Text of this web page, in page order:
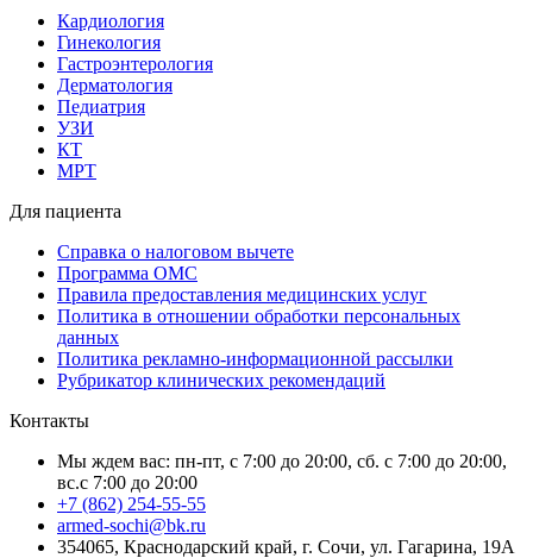
Кардиология
Гинекология
Гастроэнтерология
Дерматология
Педиатрия
УЗИ
КТ
МРТ
Для пациента
Справка о налоговом вычете
Программа ОМС
Правила предоставления медицинских услуг
Политика в отношении обработки персональных
данных
Политика рекламно-информационной рассылки
Рубрикатор клинических рекомендаций
Контакты
Мы ждем вас: пн-пт, с 7:00 до 20:00, сб. с 7:00 до 20:00,
вс.с 7:00 до 20:00
+7 (862) 254-55-55
armed-sochi@bk.ru
354065, Краснодарский край, г. Сочи, ул. Гагарина, 19А